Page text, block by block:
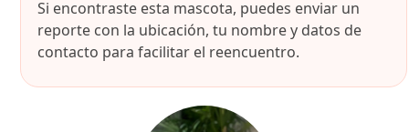
Si encontraste esta mascota, puedes enviar un
reporte con la ubicación, tu nombre y datos de
contacto para facilitar el reencuentro.